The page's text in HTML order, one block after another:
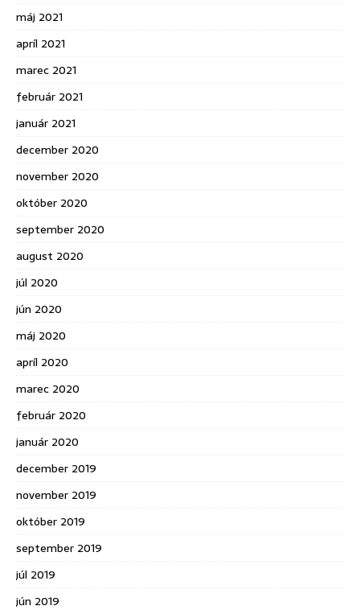
máj 2021
apríl 2021
marec 2021
február 2021
január 2021
december 2020
november 2020
október 2020
september 2020
august 2020
júl 2020
jún 2020
máj 2020
apríl 2020
marec 2020
február 2020
január 2020
december 2019
november 2019
október 2019
september 2019
júl 2019
jún 2019